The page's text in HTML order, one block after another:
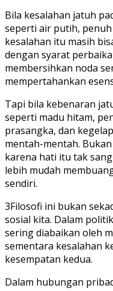
Bila kesalahan jatuh
seperti air putih,
kesalahan itu masih
dengan syarat
membersihkan noda
mempertahankan
Tapi bila kebenaran
seperti madu hitam,
prasangka, dan
mentah-mentah.
karena hati itu tak
lebih mudah
sendiri.
3Filosofi ini bukan
sosial kita. Dalam
sering diabaikan oleh
sementara kesalahan
kesempatan kedua.
Dalam hubungan